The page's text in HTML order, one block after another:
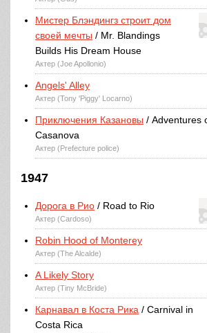
Мистер Блэндингз строит дом
своей мечты / Mr. Blandings
Builds His Dream House
Актер (Joe Apollonio)
Angels' Alley
Актер (Tony 'Piggy' Locarno)
Приключения Казановы / Adventures
Casanova
Актер (Prefecture police)
1947
Дорога в Рио / Road to Rio
Актер (Cardoso)
Robin Hood of Monterey
Актер (The Alcalde)
A Likely Story
Актер (Tiny McBride)
Карнавал в Коста Рика / Carnival in
Costa Rica